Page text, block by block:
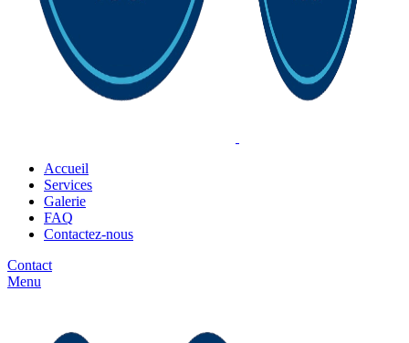
Accueil
Services
Galerie
FAQ
Contactez-nous
Contact
Menu